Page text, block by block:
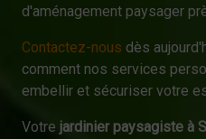
d'aménagement paysager
Contactez-nous dès
comment nos services
embellir et sécuriser votre
Votre jardinier paysagiste à